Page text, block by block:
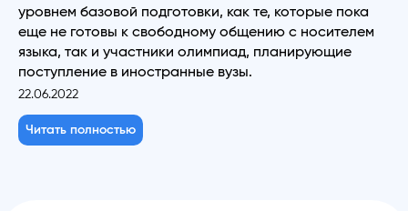
уровнем базовой подготовки, как те, которые пока
еще не готовы к свободному общению с носителем
языка, так и участники олимпиад, планирующие
поступление в иностранные вузы.
22.06.2022
Читать полностью